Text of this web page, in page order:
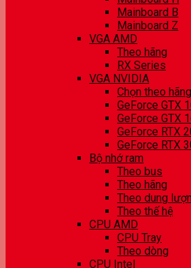
Mainboard B
Mainboard Z
VGA AMD
Theo hãng
RX Series
VGA NVIDIA
Chọn theo hãng
GeForce GTX
GeForce GTX
GeForce RTX
GeForce RTX
Bộ nhớ ram
Theo bus
Theo hãng
Theo dung
Theo thế hệ
CPU AMD
CPU Tray
Theo dòng
CPU Intel